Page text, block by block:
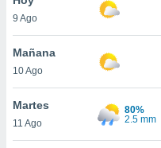
y
en
más
9 Ago
Mañana
10 Ago
Martes
11 Ago
80%
2.5 mm